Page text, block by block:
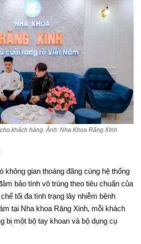
khách hàng. Ảnh: Nha Khoa Răng XInh
không gian thoáng đãng cùng hệ thống
bảo tính vô trùng theo tiêu chuẩn của
tối đa tình trạng lây nhiễm bệnh
tại Nha khoa Răng Xinh, mỗi khách
bị một bộ tay khoan và bộ dụng cụ